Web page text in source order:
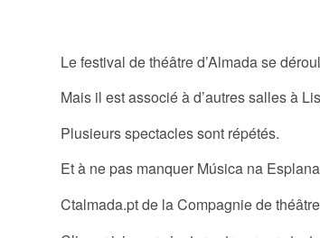
Un Festival
Le festival de théâtre d’Almada se
Mais il est associé à d’autres salles à
Plusieurs spectacles sont répétés.
Et à ne pas manquer Música na
Ctalmada.pt de la Compagnie de